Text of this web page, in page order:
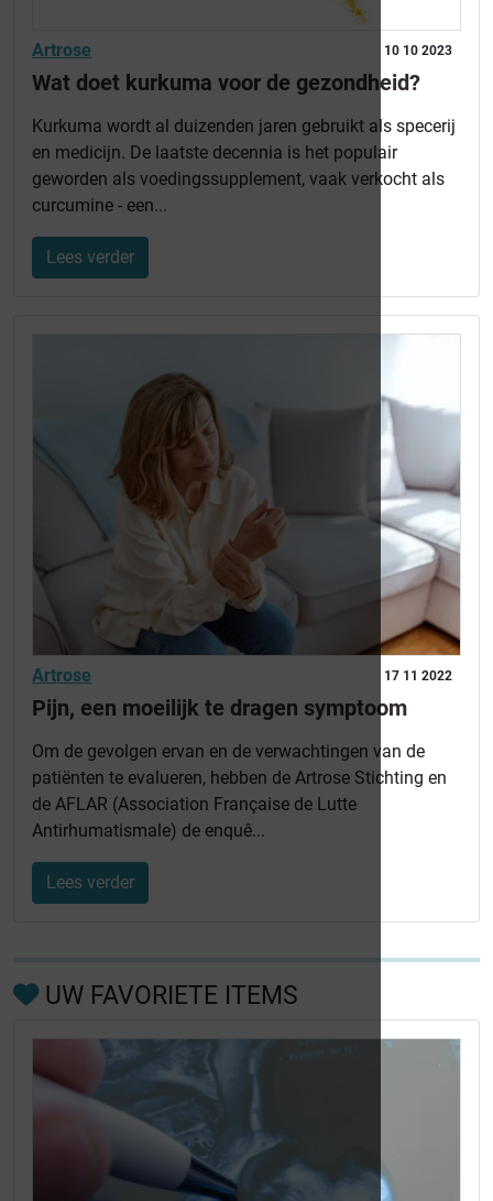
10 10 2023
Artrose
Wat doet kurkuma voor de gezondheid?
Kurkuma wordt al duizenden jaren gebruikt als specerij
en medicijn. De laatste decennia is het populair
geworden als voedingssupplement, vaak verkocht als
curcumine - een...
Lees verder
17 11 2022
Artrose
Pijn, een moeilijk te dragen symptoom
Om de gevolgen ervan en de verwachtingen van de
patiënten te evalueren, hebben de Artrose Stichting en
de AFLAR (Association Française de Lutte
Antirhumatismale) de enquê...
Lees verder
UW FAVORIETE ITEMS